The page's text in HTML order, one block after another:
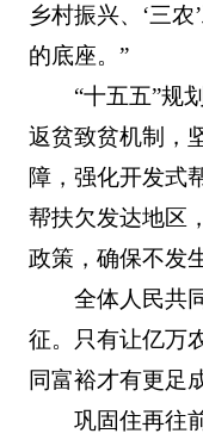
乡村振兴、‘三
的底座。”
“十五五”规
返贫致贫机制，
障，强化开发式
帮扶欠发达地区
政策，确保不发
全体人民共
征。只有让亿万
同富裕才有更足
巩固住再往